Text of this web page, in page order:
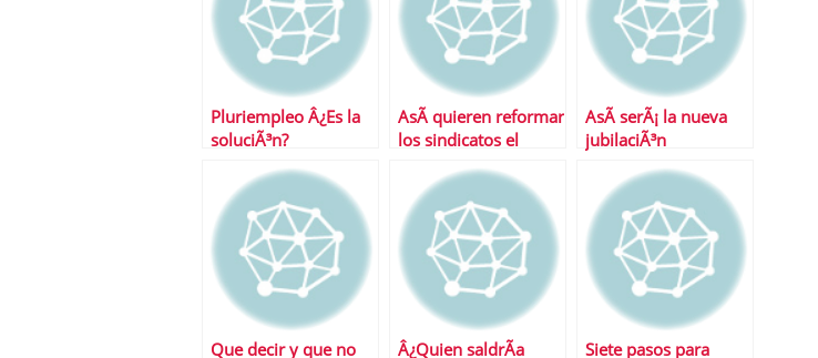
Pluriempleo Â¿Es la
soluciÃ³n?
AsÃ­ quieren reformar
los sindicatos el
AsÃ­ serÃ¡ la nueva
jubilaciÃ³n
Que decir y que no
Â¿Quien saldrÃ­a
Siete pasos para